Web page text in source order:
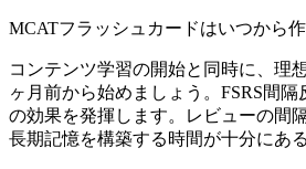
MCATフラッシュカードはいつから
コンテンツ学習の開始と同時に、理
ヶ月前から始めましょう。FSRS間
の効果を発揮します。レビューの間
長期記憶を構築する時間が十分にあ